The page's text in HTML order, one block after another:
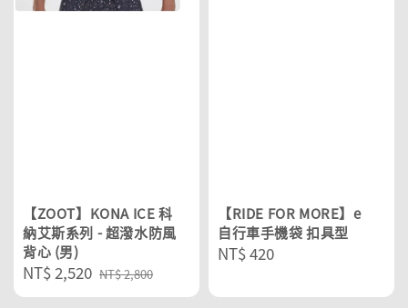
【ZOOT】KONA ICE 科
納艾斯系列 - 超潑水防風
背心 (男)
Sale
price
NT$ 2,520 Regular
price
NT$ 2,800
【RIDE FOR MORE】e
自行車手機袋 扣具型
Regular
NT$ 420